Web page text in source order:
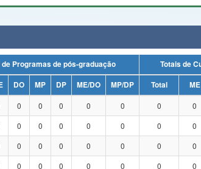
do Brasil Planalto
Total de Programas de pós-graduação
Totais de
DO MP DP ME/DO MP/DP Total ME
0 0 0 0 0 0 0
0 0 0 0 0 0 0
0 0 0 0 0 0 0
0 0 0 0 0 0 0